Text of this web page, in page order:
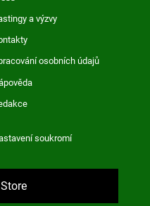
a výzvy
osobních údajů
soukromí